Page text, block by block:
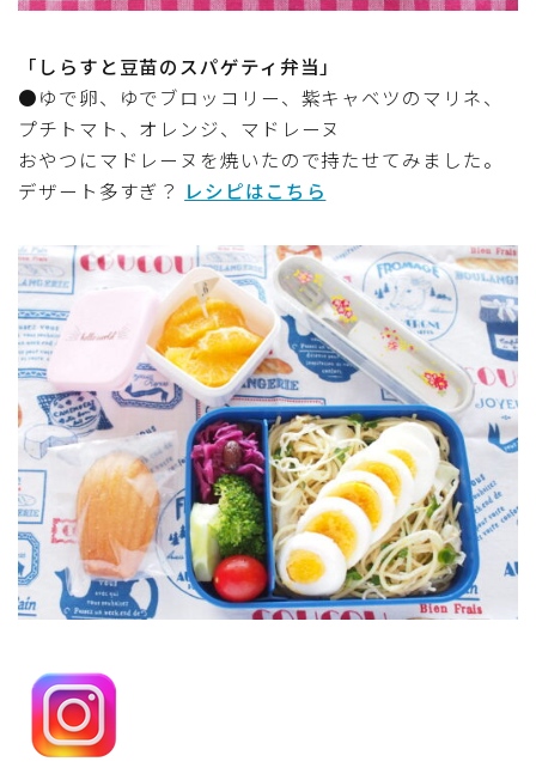
その他徒然
「しらすと豆苗のスパゲティ弁当」
●ゆで卵、ゆでブロッコリー、紫キャベツのマリネ、
プチトマト、オレンジ、マドレーヌ
おやつにマドレーヌを焼いたので持たせてみました。
デザート多すぎ？ レシピはこちら